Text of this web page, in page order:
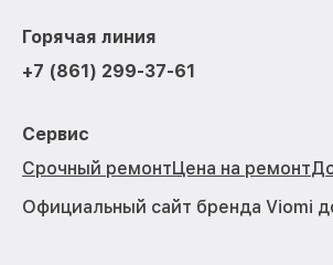
Горячая линия
+7 (861) 299-37-61
Сервис
Срочный ремонтЦена на ремонт
Официальный сайт бренда Viomi